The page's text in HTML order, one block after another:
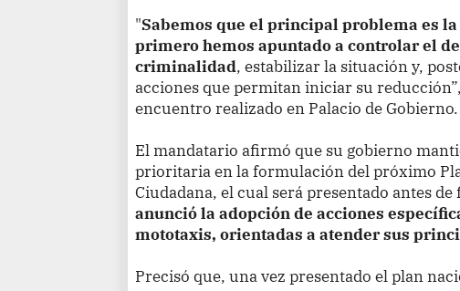
"Sabemos que el principal problema es
primero hemos apuntado a controlar el
criminalidad, estabilizar la situación y,
acciones que permitan iniciar su
encuentro realizado en Palacio de Gobierno.
El mandatario afirmó que su gobierno
prioritaria en la formulación del próximo
Ciudadana, el cual será presentado antes de
anunció la adopción de acciones
mototaxis, orientadas a atender sus
Precisó que, una vez presentado el plan